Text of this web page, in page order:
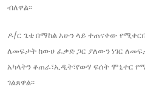
ብለዋል፡፡
ዶ/ር ጌቴ በማከል አሁን ላይ ተጠናቀው
ለመፍታት ከውሀ ፈቃድ ጋር ያለውን ነገር
አካላትን ቆጠራ፣ኢዲት፣የውሃ ፍሰት ሞኒተር
ገልጸዋል፡፡